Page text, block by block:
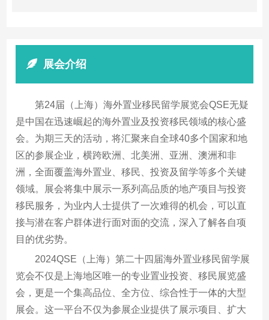
展会介绍
第24届（上海）海外置业移民留学展览会QSE无疑
是中国在迅速崛起的海外置业及投资移民领域的核心盛
会。为期三天的活动，将汇聚来自全球40多个国家和地
区的参展企业，横跨欧洲、北美洲、亚洲、澳洲和非
洲，全面覆盖海外置业、移民、投资及留学等多个关键
领域。展会将集中展示一系列高品质的地产项目与投资
移民服务，为业内人士提供了一次难得的机会，可以直
接与潜在客户群体进行面对面的交流，深入了解各自项
目的优劣势。
2024QSE（上海）第二十四届海外置业移民留学展
览会不仅是上海地区唯一的专业置业投资、移民展览盛
会，更是一个集高品位、全方位、综合性于一体的大型
展会。这一平台不仅为参展企业提供了展示项目、扩大